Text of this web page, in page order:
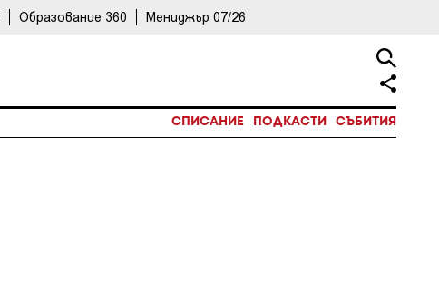
Образование 360 Мениджър 07/26
СПИСАНИЕ ПОДКАСТИ СЪБИТИЯ